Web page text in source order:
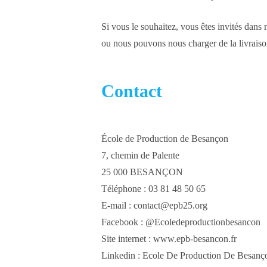
Si vous le souhaitez, vous êtes invités
ou nous pouvons nous charger de la
Contact
École de Production de Besançon
7, chemin de Palente
25 000 BESANÇON
Téléphone : 03 81 48 50 65
E-mail : contact@epb25.org
Facebook : @Ecoledeproductionbesancon
Site internet : www.epb-besancon.fr
Linkedin : Ecole De Production De